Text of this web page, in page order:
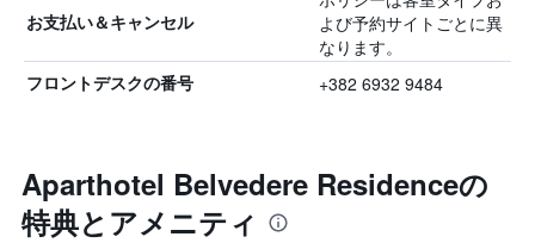
お支払い＆キャンセル
よび予約サイトごとに異
なります。
フロントデスクの番号 +382 6932 9484
Aparthotel Belvedere Residenceの
特典とアメニティ